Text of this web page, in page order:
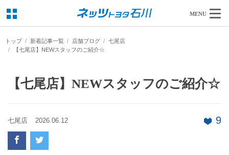
MENU
トップ 新着記事一覧 店舗ブログ
七尾店
【七尾店】NEWスタッフのご紹介☆
【七尾店】NEWスタッフのご紹介☆
七尾店 2026.06.12 9